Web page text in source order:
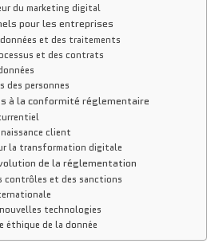
du marketing digital
pour les entreprises
et des traitements
et des contrats
des personnes
à la conformité réglementaire
client
la transformation digitale
de la réglementation
contrôles et des sanctions
technologies
éthique de la donnée